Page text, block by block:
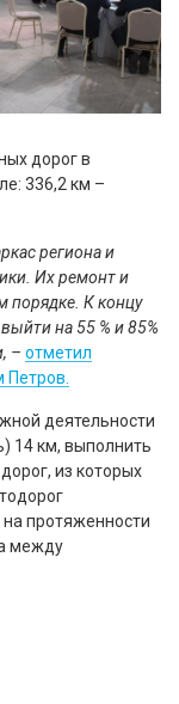
дорог в
336,2 км –
региона и
Их ремонт и
порядке. К концу
на 55 % и 85%
– отметил
деятельности
14 км, выполнить
из которых
протяженности
между